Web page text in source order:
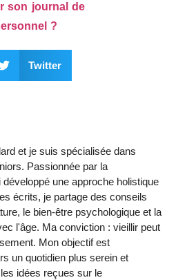
son journal de
?
Twitter
et je suis spécialisée dans
Passionnée par la
une approche holistique
écrits, je partage des conseils
le bien-être psychologique et la
l'âge. Ma conviction : vieillir peut
Mon objectif est
un quotidien plus serein et
idées reçues sur le